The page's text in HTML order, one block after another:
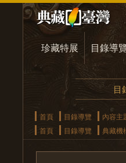
珍藏特展 目錄導
目
首頁 目錄導覽 內容主
首頁
目錄導覽 典藏機